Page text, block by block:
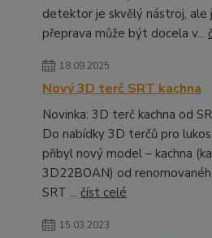
detektor je skvělý nástroj, ale
přeprava může být docela v...
18.09.2025
Nový 3D terč SRT kachna
Novinka: 3D terč kachna od
Do nabídky 3D terčů pro
přibyl nový model – kachna
3D22BOAN) od
SRT ... číst celé
15.03.2023